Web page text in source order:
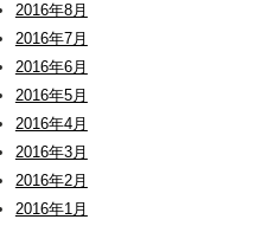
2016年8月
2016年7月
2016年6月
2016年5月
2016年4月
2016年3月
2016年2月
2016年1月